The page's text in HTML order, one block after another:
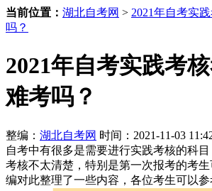
当前位置： 湖北自考网 > 2021年自考实
吗？
2021年自考实践考
难考吗？
整编： 湖北自考网 时间：2021-11-03
自考中有很多是需要进行实践考核的科
考核不太清楚，特别是第一次报考的考
编对此整理了一些内容，各位考生可以参